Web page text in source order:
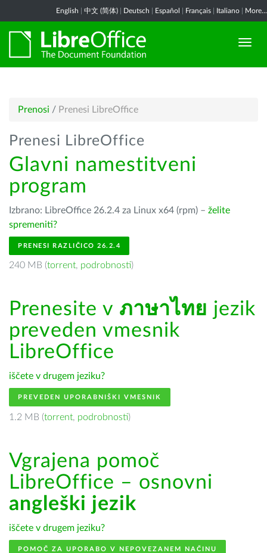
English 中文 (简体) Deutsch Español Français Italiano More...
Prenosi / Prenesi LibreOffice
Prenesi LibreOffice
Glavni namestitveni
program
Izbrano: LibreOffice 26.2.4 za Linux x64 (rpm) – želite
spremeniti?
PRENESI RAZLIČICO 26.2.4
240 MB (torrent, podrobnosti)
Prenesite v ภาษาไทย jezik
preveden vmesnik
LibreOffice
iščete v drugem jeziku?
PREVEDEN UPORABNIŠKI VMESNIK
1.2 MB (torrent, podrobnosti)
Vgrajena pomoč
LibreOffice – osnovni
angleški jezik
iščete v drugem jeziku?
POMOČ ZA UPORABO V NEPOVEZANEM NAČINU